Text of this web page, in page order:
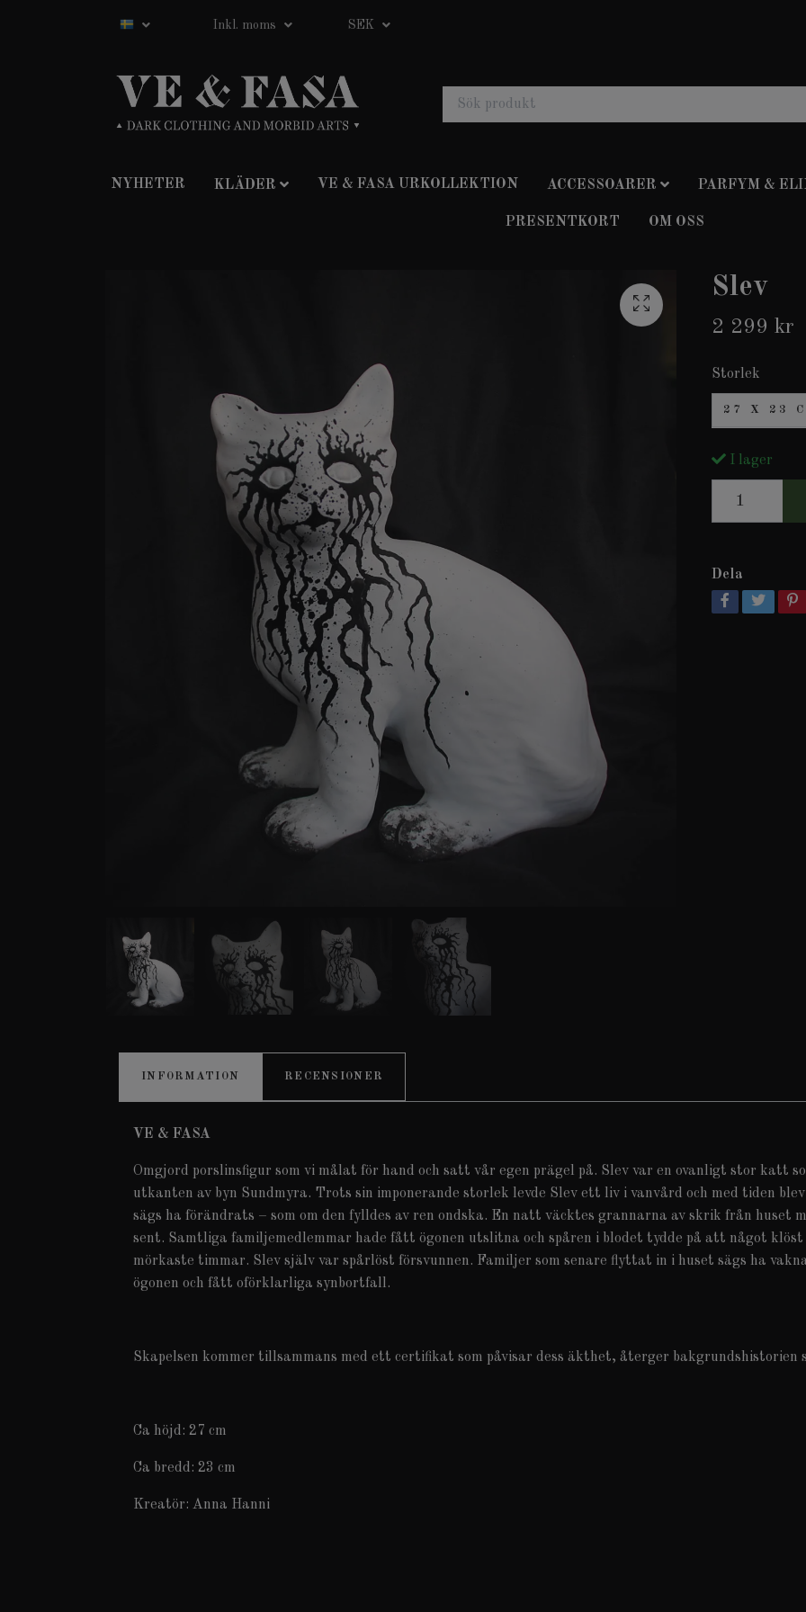
Inkl. moms SEK
NYHETER KLÄDER VE & FASA URKOLLEKTION ACCESSOARER PARFYM &
PRESENTKORT OM OSS
Slev
2 299 kr
Storlek
27 X 23
I lager
Dela
INFORMATION RECENSIONER
VE & FASA
Omgjord porslinsfigur som vi målat för hand och satt vår egen prägel på. Slev var en ovanligt stor katt
utkanten av byn Sundmyra. Trots sin imponerande storlek levde Slev ett liv i vanvård och med tiden
sägs ha förändrats – som om den fylldes av ren ondska. En natt väcktes grannarna av skrik från huset
sent. Samtliga familjemedlemmar hade fått ögonen utslitna och spåren i blodet tydde på att något
mörkaste timmar. Slev själv var spårlöst försvunnen. Familjer som senare flyttat in i huset sägs ha
ögonen och fått oförklarliga synbortfall.
Skapelsen kommer tillsammans med ett certifikat som påvisar dess äkthet, återger
Ca höjd: 27 cm
Ca bredd: 23 cm
Kreatör: Anna Hanni